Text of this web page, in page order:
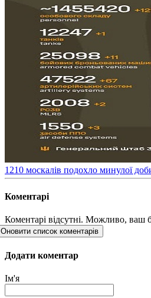
​1210 москалів подохло минулої
Коментарі
Коментарі відсутні. Можливо, ваш
Оновити список коментарів
Додати коментар
Ім'я